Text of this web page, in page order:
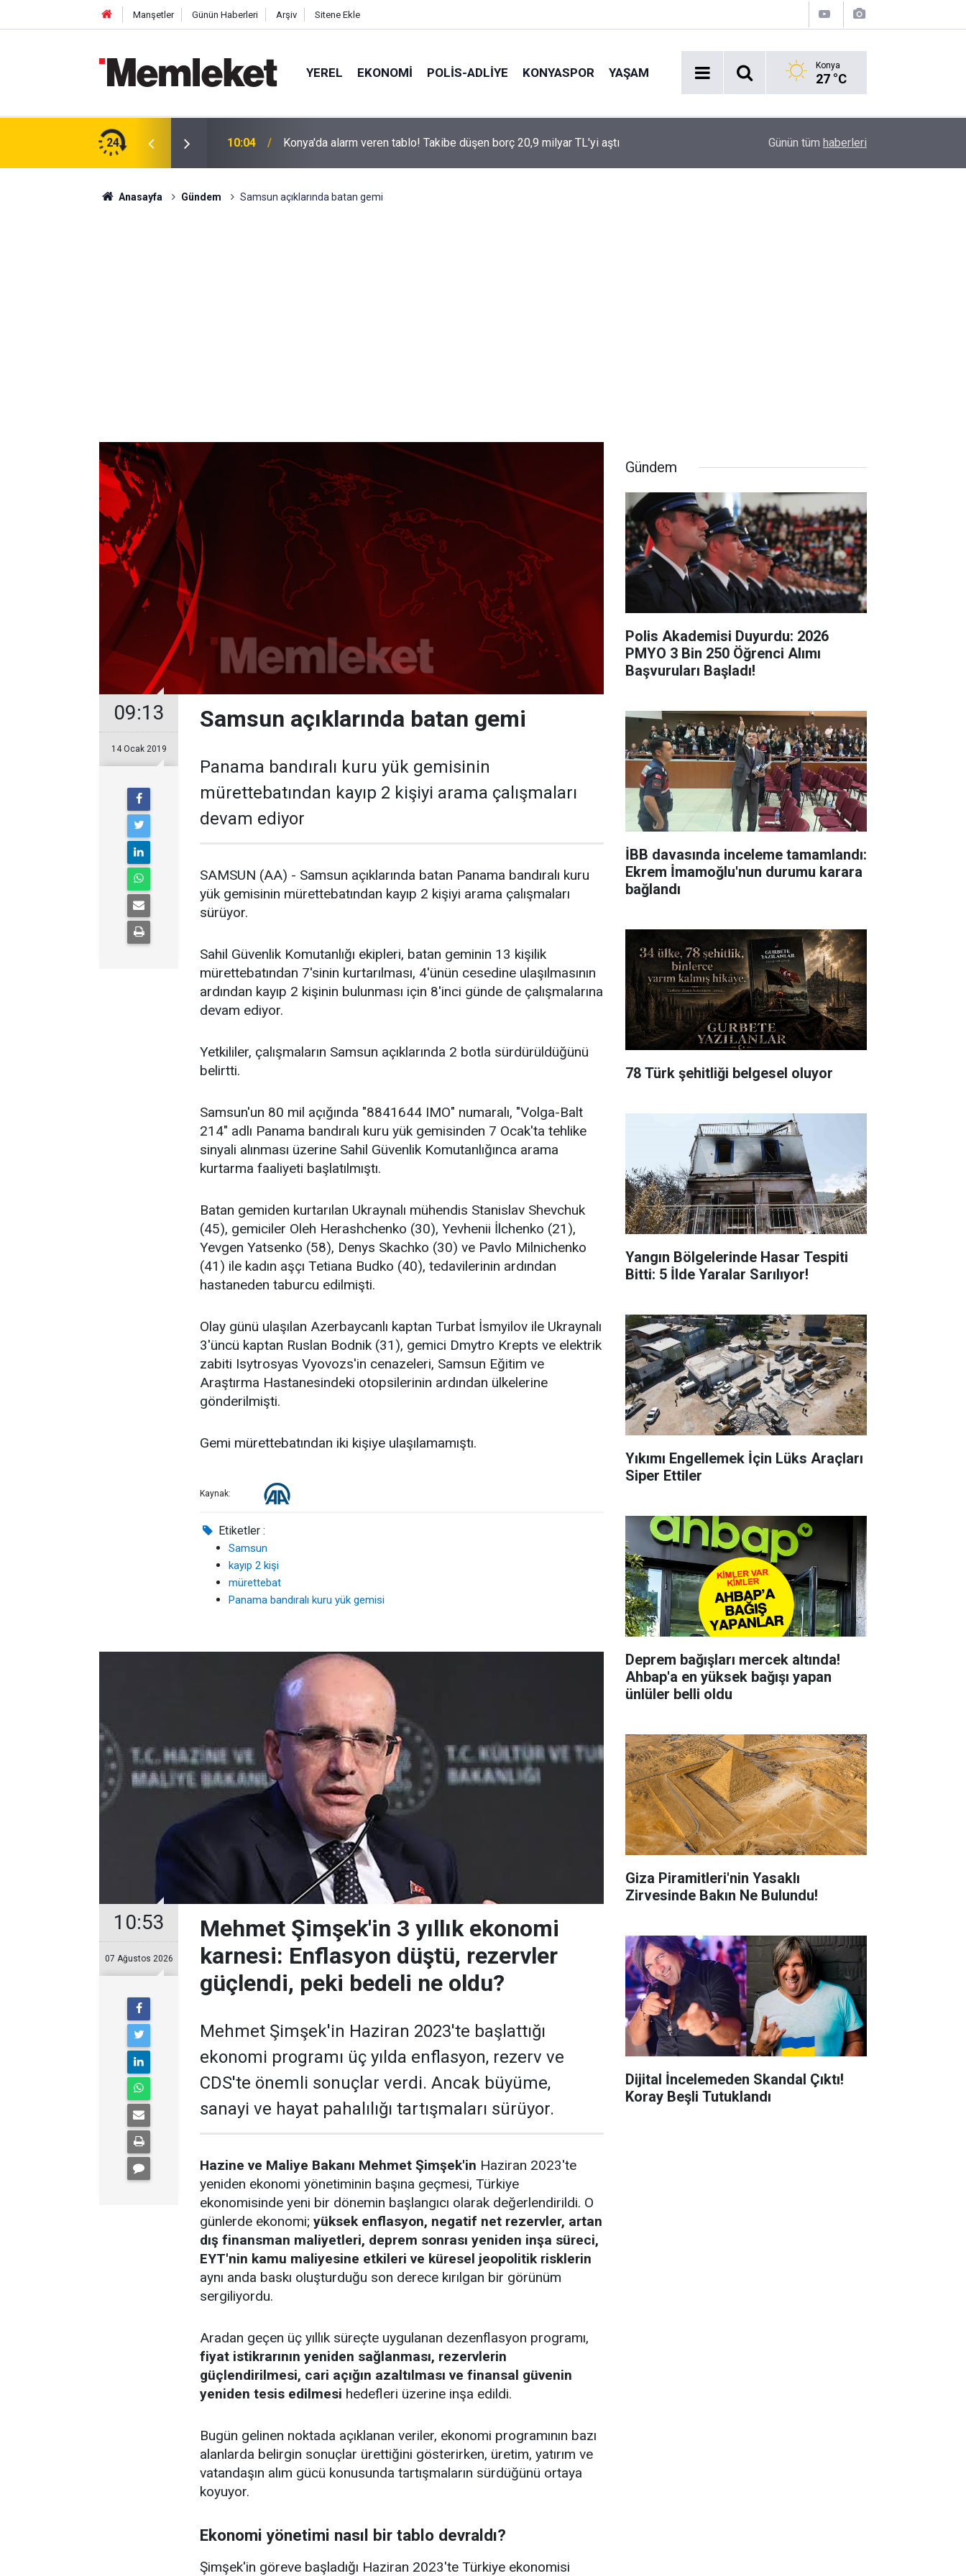
Manşetler Günün Haberleri Arşiv Sitene Ekle
YEREL EKONOMI POLİS-ADLİYE KONYASPOR YAŞAM Konya
27 °C
24
Arabistan ve Pakistan’dan Dev Savunma
10:04 Konya'da alarm veren tablo! Takibe düşen borç 20,9 milyar TL'yi aştı
dönemin kazanan şehirlerinden biri olabilir
Günün tüm haberleri
Anasayfa Gündem Samsun açıklarında batan gemi
09:13
14 Ocak 2019
Samsun açıklarında batan gemi
Panama bandıralı kuru yük gemisinin
mürettebatından kayıp 2 kişiyi arama çalışmaları
devam ediyor
SAMSUN (AA) - Samsun açıklarında batan Panama bandıralı kuru
yük gemisinin mürettebatından kayıp 2 kişiyi arama çalışmaları
sürüyor.
Sahil Güvenlik Komutanlığı ekipleri, batan geminin 13 kişilik
mürettebatından 7'sinin kurtarılması, 4'ünün cesedine ulaşılmasının
ardından kayıp 2 kişinin bulunması için 8'inci günde de çalışmalarına
devam ediyor.
Yetkililer, çalışmaların Samsun açıklarında 2 botla sürdürüldüğünü
belirtti.
Samsun'un 80 mil açığında "8841644 IMO" numaralı, "Volga-Balt
214" adlı Panama bandıralı kuru yük gemisinden 7 Ocak'ta tehlike
sinyali alınması üzerine Sahil Güvenlik Komutanlığınca arama
kurtarma faaliyeti başlatılmıştı.
Batan gemiden kurtarılan Ukraynalı mühendis Stanislav Shevchuk
(45), gemiciler Oleh Herashchenko (30), Yevhenii İlchenko (21),
Yevgen Yatsenko (58), Denys Skachko (30) ve Pavlo Milnichenko
(41) ile kadın aşçı Tetiana Budko (40), tedavilerinin ardından
hastaneden taburcu edilmişti.
Olay günü ulaşılan Azerbaycanlı kaptan Turbat İsmyilov ile Ukraynalı
3'üncü kaptan Ruslan Bodnik (31), gemici Dmytro Krepts ve elektrik
zabiti Isytrosyas Vyovozs'in cenazeleri, Samsun Eğitim ve
Araştırma Hastanesindeki otopsilerinin ardından ülkelerine
gönderilmişti.
Gemi mürettebatından iki kişiye ulaşılamamıştı.
Kaynak:
Etiketler :
Samsun
kayıp 2 kişi
mürettebat
Panama bandıralı kuru yük gemisi
10:53
07 Ağustos 2026
Mehmet Şimşek'in 3 yıllık ekonomi
karnesi: Enflasyon düştü, rezervler
güçlendi, peki bedeli ne oldu?
Mehmet Şimşek'in Haziran 2023'te başlattığı
ekonomi programı üç yılda enflasyon, rezerv ve
CDS'te önemli sonuçlar verdi. Ancak büyüme,
sanayi ve hayat pahalılığı tartışmaları sürüyor.
Hazine ve Maliye Bakanı Mehmet Şimşek'in Haziran 2023'te
yeniden ekonomi yönetiminin başına geçmesi, Türkiye
ekonomisinde yeni bir dönemin başlangıcı olarak değerlendirildi. O
günlerde ekonomi; yüksek enflasyon, negatif net rezervler, artan
dış finansman maliyetleri, deprem sonrası yeniden inşa süreci,
EYT'nin kamu maliyesine etkileri ve küresel jeopolitik risklerin
aynı anda baskı oluşturduğu son derece kırılgan bir görünüm
sergiliyordu.
Aradan geçen üç yıllık süreçte uygulanan dezenflasyon programı,
fiyat istikrarının yeniden sağlanması, rezervlerin
güçlendirilmesi, cari açığın azaltılması ve finansal güvenin
yeniden tesis edilmesi hedefleri üzerine inşa edildi.
Bugün gelinen noktada açıklanan veriler, ekonomi programının bazı
alanlarda belirgin sonuçlar ürettiğini gösterirken, üretim, yatırım ve
vatandaşın alım gücü konusunda tartışmaların sürdüğünü ortaya
koyuyor.
Ekonomi yönetimi nasıl bir tablo devraldı?
Şimşek'in göreve başladığı Haziran 2023'te Türkiye ekonomisi
Gündem
Polis Akademisi Duyurdu: 2026
PMYO 3 Bin 250 Öğrenci Alımı
Başvuruları Başladı!
İBB davasında inceleme tamamlandı:
Ekrem İmamoğlu'nun durumu karara
bağlandı
78 Türk şehitliği belgesel oluyor
Yangın Bölgelerinde Hasar Tespiti
Bitti: 5 İlde Yaralar Sarılıyor!
Yıkımı Engellemek İçin Lüks Araçları
Siper Ettiler
Deprem bağışları mercek altında!
Ahbap'a en yüksek bağışı yapan
ünlüler belli oldu
Giza Piramitleri'nin Yasaklı
Zirvesinde Bakın Ne Bulundu!
Dijital İncelemeden Skandal Çıktı!
Koray Beşli Tutuklandı